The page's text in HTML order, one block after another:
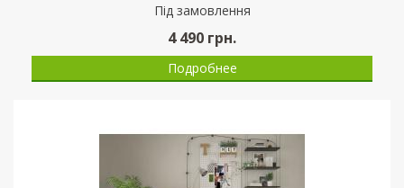
Пiд замовлення
4 490 грн.
Подробнее